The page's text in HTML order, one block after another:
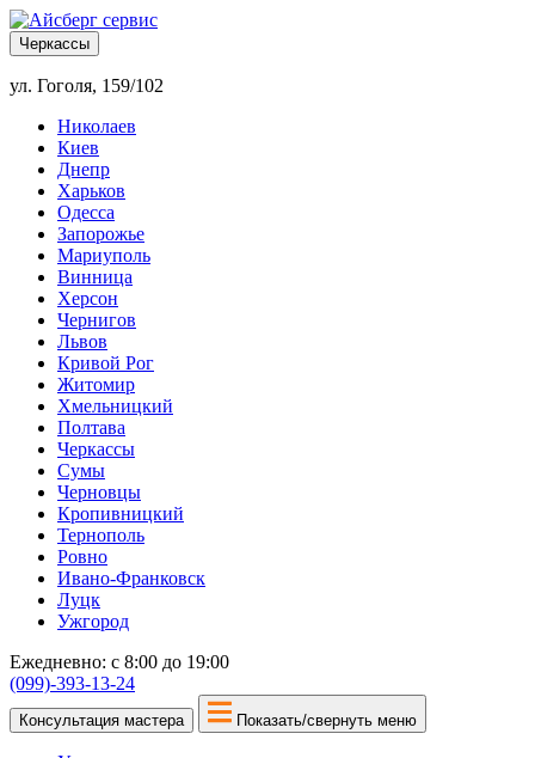
Черкассы
ул. Гоголя, 159/102
Николаев
Киев
Днепр
Харьков
Одесса
Запорожье
Мариуполь
Винница
Херсон
Чернигов
Львов
Кривой Рог
Житомир
Хмельницкий
Полтава
Черкассы
Сумы
Черновцы
Кропивницкий
Тернополь
Ровно
Ивано-Франковск
Луцк
Ужгород
Ежедневно: с 8:00 до 19:00
(099)-393-13-24
Консультация мастера Показать/свернуть меню